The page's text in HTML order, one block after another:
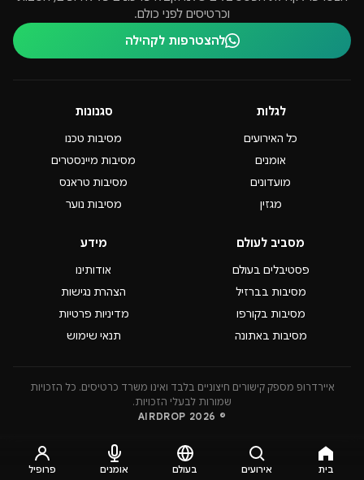
וכרטיסים לפני כולם.
להצטרפות לקהילה
לגלות
כל האירועים
אומנים
מועדונים
מגזין
סגנונות
מסיבות טכנו
מסיבות מיינסטרים
מסיבות טראנס
מסיבות נוער
מסביב לעולם
פסטיבלים בעולם
מסיבות בברזיל
מסיבות בקורפו
מסיבות באתונה
מידע
אודותינו
הצהרת נגישות
מדיניות פרטיות
תנאי שימוש
איירדרופ מספק קישורים חיצוניים בלבד ואינו משרד כרטיסים. כל הזכויות
שמורות לבעלי הזכויות.
© 2026 AIRDROP
בית אירועים בעולם אומנים פרופיל